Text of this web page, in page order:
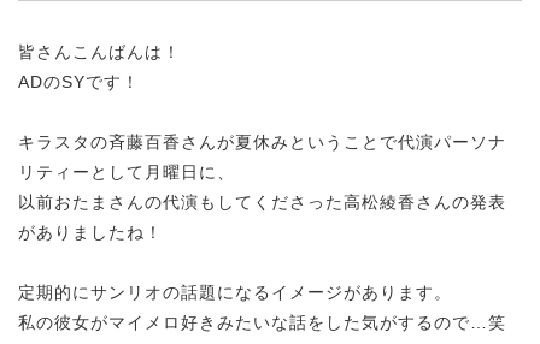
皆さんこんばんは！
ADのSYです！
キラスタの斉藤百香さんが夏休みということで代演パーソナ
リティーとして月曜日に、
以前おたまさんの代演もしてくださった高松綾香さんの発表
がありましたね！
定期的にサンリオの話題になるイメージがあります。
私の彼女がマイメロ好きみたいな話をした気がするので…笑